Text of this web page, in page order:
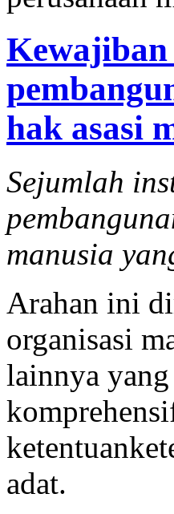
hak asasi
Sejumlah
manusia
Arahan ini
organisasi
lainnya
adat.